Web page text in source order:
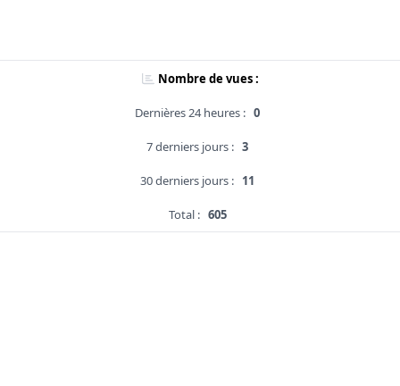
Nombre de vues :
Dernières 24 heures : 0
7 derniers jours : 3
30 derniers jours : 11
Total : 605